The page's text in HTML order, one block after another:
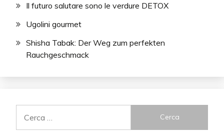
Il futuro salutare sono le verdure DETOX
Ugolini gourmet
Shisha Tabak: Der Weg zum perfekten
Rauchgeschmack
per: